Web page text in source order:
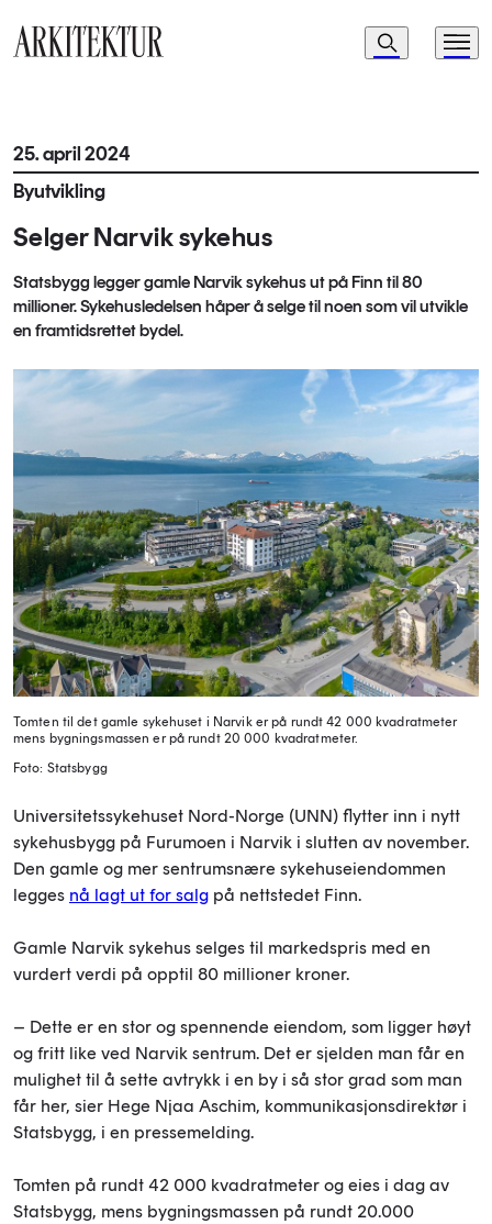
Navigasjon
Søk Meny
25. april 2024
Byutvikling
Selger Narvik sykehus
Statsbygg legger gamle Narvik sykehus ut på Finn til 80
millioner. Sykehusledelsen håper å selge til noen som vil utvikle
en framtidsrettet bydel.
Tomten til det gamle sykehuset i Narvik er på rundt 42 000 kvadratmeter
mens bygningsmassen er på rundt 20 000 kvadratmeter.
Foto: Statsbygg
Universitetssykehuset Nord-Norge (UNN) flytter inn i nytt
sykehusbygg på Furumoen i Narvik i slutten av november.
Den gamle og mer sentrumsnære sykehuseiendommen
legges nå lagt ut for salg på nettstedet Finn.
Gamle Narvik sykehus selges til markedspris med en
vurdert verdi på opptil 80 millioner kroner.
– Dette er en stor og spennende eiendom, som ligger høyt
og fritt like ved Narvik sentrum. Det er sjelden man får en
mulighet til å sette avtrykk i en by i så stor grad som man
får her, sier Hege Njaa Aschim, kommunikasjonsdirektør i
Statsbygg, i en pressemelding.
Tomten på rundt 42 000 kvadratmeter og eies i dag av
Statsbygg, mens bygningsmassen på rundt 20.000